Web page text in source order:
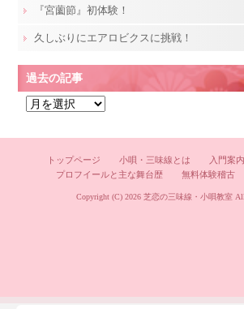
『宮薗節』初体験！
久しぶりにエアロビクスに挑戦！
過去の記事
の
トップページ 小唄・三味線とは 入門案内
プロフイールと主な舞台歴
無料体験稽古
Copyright (C) 2026 芝恋の三味線・小唄教室All